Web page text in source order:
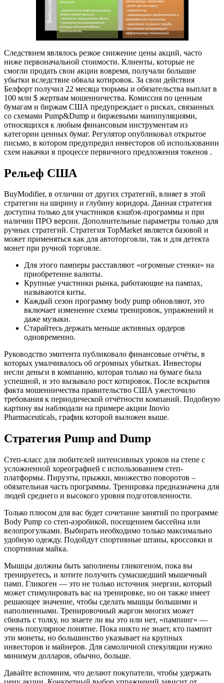
Следствием являлось резкое снижение цены акций, часто
ниже первоначальной стоимости. Клиенты, которые не
смогли продать свои акции вовремя, получали большие
убытки вследствие обвала котировок. За свои действия
Белфорт получил 22 месяца тюрьмы и обязательства выплат в
100 млн $ жертвам мошенничества. Комиссия по ценным
бумагам и биржам США предупреждает о рисках, связанных
со схемами Pump&Dump и биржевыми манипуляциями,
относящихся к любым финансовым инструментам из
категории ценных бумаг. Регулятор опубликовал открытое
письмо, в котором предупредил инвесторов об использовании
схем накачки в процессе первичного предложения токенов .
Рельеф США
BuyModifier, в отличии от других стратегий, влияет в этой
стратегии на ширину и глубину коридора. Данная стратегия
доступна только для участников кэшбэк-программы и при
наличии ПРО версии. Дополнительные параметры только для
ручных стратегий. Стратегия TopMarket является базовой и
может применяться как для автоторговли, так и для детекта
монет при ручной торговле.
Для этого памперы расставляют «огромные стенки» на
приобретение валюты.
Крупные участники рынка, работающие на пампах,
называются киты.
Каждый сезон программу body pump обновляют, это
включает изменение схемы тренировок, упражнений и
даже музыки.
Старайтесь держать меньше активных ордеров
одновременно.
Руководство эмитента публиковало финансовые отчёты, в
которых умалчивалось об огромных убытках. Инвесторы
несли деньги в компанию, которая только на бумаге была
успешной, и это вызывало рост котировок. После вскрытия
факта мошенничества правительство США ужесточило
требования к периодической отчётности компаний. Подобную
картину вы наблюдали на примере акции Inovio
Pharmaceuticals, график которой выложен выше.
Стратегия Pump and Dump
Степ-класс для любителей интенсивных уроков на степе с
усложненной хореографией с использованием степ-
платформы. Пируэты, прыжки, множество поворотов –
обязательная часть программы. Тренировка предназначена для
людей среднего и высокого уровня подготовленности.
Только плюсом для вас будет сочетание занятий по программе
Body Pump со степ-аэробикой, посещением бассейна или
велопрогулками. Выбирать необходимо только максимально
удобную одежду. Подойдут спортивные штаны, кроссовки и
спортивная майка.
Мышцы должны быть заполнены гликогеном, пока вы
тренируетесь, и хотите получить сумасшедший мышечный
памп. Гликоген — это не только источник энергии, который
может стимулировать вас на тренировке, но он также имеет
решающее значение, чтобы сделать мышцы большими и
наполненными. Тренировочный жаргон многих может
сбивать с толку, но знаете ли вы это или нет, «пампинг» —
очень популярное понятие. Пока никто не знает, кто пампит
эти монеты, но большинство указывает на крупных
инвесторов и майнеров. Для самоличной спекуляции нужно
минимум долларов, обычно, больше.
Давайте вспомним, что делают покупатели, чтобы удержать